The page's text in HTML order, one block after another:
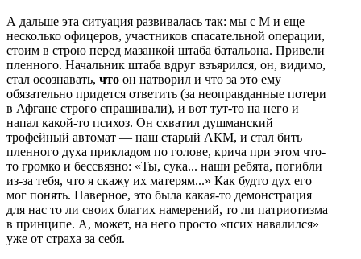
А дальше эта ситуация развивалась так: мы с М и еще
несколько офицеров, участников спасательной операции,
стоим в строю перед мазанкой штаба батальона. Привели
пленного. Начальник штаба вдруг взъярился, он, видимо,
стал осознавать, что он натворил и что за это ему
обязательно придется ответить (за неоправданные потери
в Афгане строго спрашивали), и вот тут-то на него и
напал какой-то психоз. Он схватил душманский
трофейный автомат — наш старый АКМ, и стал бить
пленного духа прикладом по голове, крича при этом что-
то громко и бессвязно: «Ты, сука... наши ребята, погибли
из-за тебя, что я скажу их матерям...» Как будто дух его
мог понять. Наверное, это была какая-то демонстрация
для нас то ли своих благих намерений, то ли патриотизма
в принципе. А, может, на него просто «псих навалился»
уже от страха за себя.